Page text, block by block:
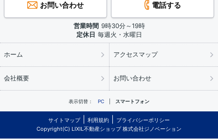
お問い合わせ 電話する
営業時間 9時30分～19時
定休日 毎週火・水曜日
ホーム アクセスマップ
会社概要 お問い合わせ
表示切替： PC スマートフォン
サイトマップ 利用規約
プライバシーポリシー
Copyright(C) LIXIL不動産ショップ 株式会社ジノベーション